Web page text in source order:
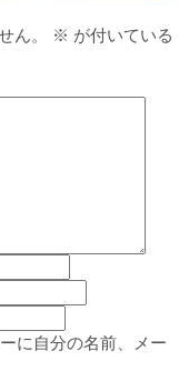
ん。
※ が付いている
に自分の名前、メー